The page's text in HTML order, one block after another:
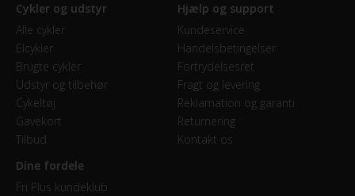
Cykler og udstyr
Alle cykler
Elcykler
Brugte cykler
Udstyr og tilbehør
Cykeltøj
Gavekort
Tilbud
Hjælp og support
Kundeservice
Handelsbetingelser
Fortrydelsesret
Fragt og levering
Reklamation og garanti
Returnering
Kontakt os
Dine fordele
Fri Plus kundeklub